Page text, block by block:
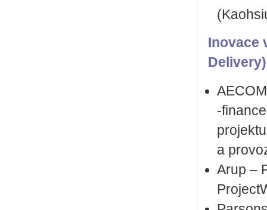
Inovace
Delivery)
a
Arup –